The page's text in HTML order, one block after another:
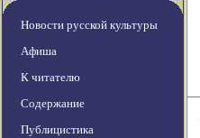
Новости русской культуры
Афиша
К читателю
Содержание
Публицистика